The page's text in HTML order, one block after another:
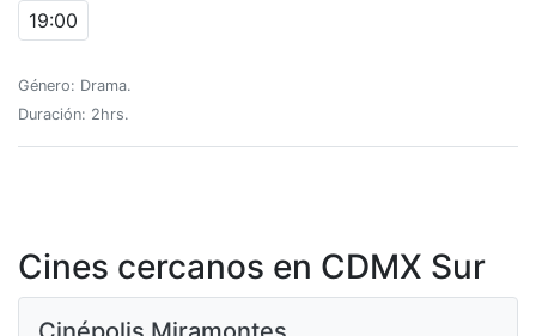
19:00
Género: Drama.
Duración: 2hrs.
Cines cercanos en CDMX Sur